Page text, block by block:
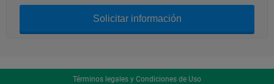
Solicitar información
Términos legales y Condiciones de Uso